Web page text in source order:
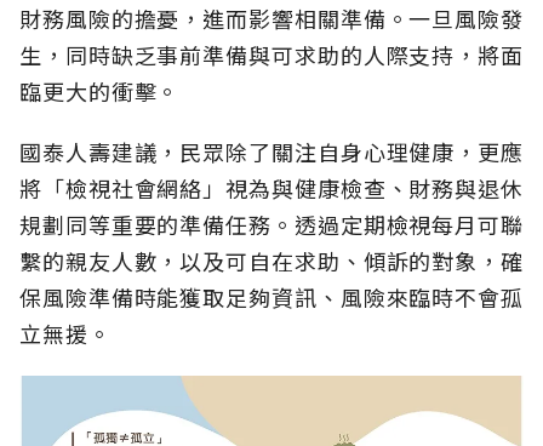
財務風險的擔憂，進而影響相關準備。一旦風險發
生，同時缺乏事前準備與可求助的人際支持，將面
臨更大的衝擊。
國泰人壽建議，民眾除了關注自身心理健康，更應
將「檢視社會網絡」視為與健康檢查、財務與退休
規劃同等重要的準備任務。透過定期檢視每月可聯
繫的親友人數，以及可自在求助、傾訴的對象，確
保風險準備時能獲取足夠資訊、風險來臨時不會孤
立無援。